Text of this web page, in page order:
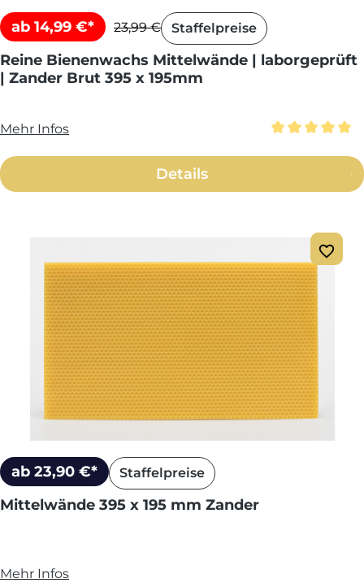
ab 14,99 €* 23,99 € Staffelpreise
Reine Bienenwachs Mittelwände | laborgeprüft
| Zander Brut 395 x 195mm
Mehr Infos
Details
ab 23,90 €* Staffelpreise
Mittelwände 395 x 195 mm Zander
Mehr Infos